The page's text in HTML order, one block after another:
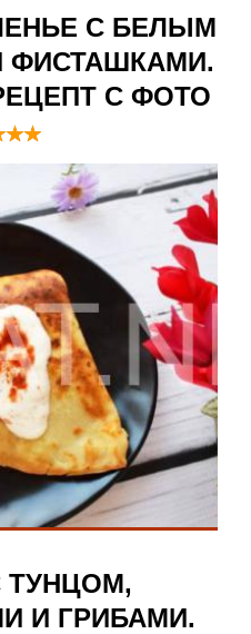
С БЕЛЫМ
С ФОТО
И ГРИБАМИ.